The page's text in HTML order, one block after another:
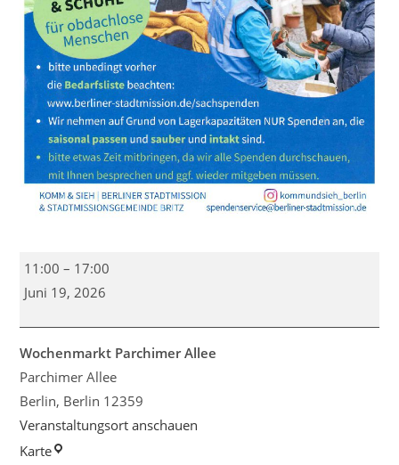
2.
Britzer
11:00 – 17:00
Juni 19, 2026
Wochenmarkt Parchimer Allee
Parchimer Allee
Berlin, Berlin 12359
Veranstaltungsort anschauen
KarteWochenmarkt